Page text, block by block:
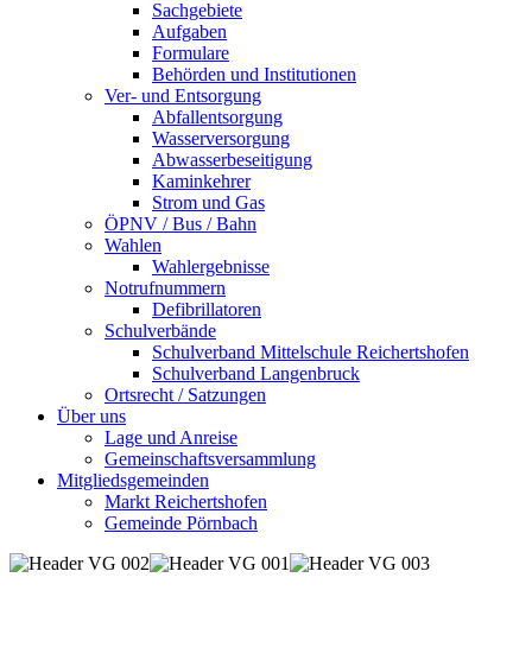
Sachgebiete
Aufgaben
Formulare
Behörden und Institutionen
Ver- und Entsorgung
Abfallentsorgung
Wasserversorgung
Abwasserbeseitigung
Kaminkehrer
Strom und Gas
ÖPNV / Bus / Bahn
Wahlen
Wahlergebnisse
Notrufnummern
Defibrillatoren
Schulverbände
Schulverband Mittelschule Reichertshofen
Schulverband Langenbruck
Ortsrecht / Satzungen
Über uns
Lage und Anreise
Gemeinschaftsversammlung
Mitgliedsgemeinden
Markt Reichertshofen
Gemeinde Pörnbach